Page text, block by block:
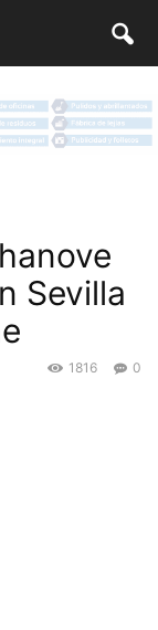
Sevilla
0
1816